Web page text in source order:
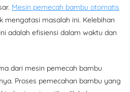
Mesin pemecah bambu otomatis
mengatasi masalah ini. Kelebihan
adalah efisiensi dalam waktu dan
dari mesin pemecah bambu
Proses pemecahan bambu yang